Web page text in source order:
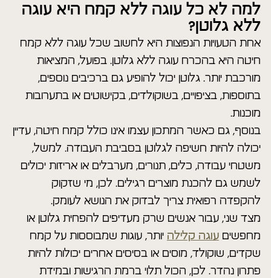
למה לא כל עוגה ללא קמח היא עוגה
ללא גלוטן?
אחת הטעויות הנפוצות היא לחשוב שכל עוגה ללא קמח
חיטה היא בהכרח עוגה ללא גלוטן. בפועל, המציאות
מורכבת יותר. גלוטן יכול להופיע גם ברכיבים נוספים,
בתוספות, בציפויים, בשוקולדים, בקישוטים או בתערובות
מוכנות.
בנוסף, גם כאשר המתכון עצמו אינו כולל קמח חיטה, עדיין
יכולה להיות חשיפה לגלוטן בסביבת העבודה. למשל,
משטחי עבודה, כלים, תנורים, מערבלים או אריזות יכולים
לשמש גם להכנת מוצרים רגילים. לכן, מי שזקוק
להקפדה רפואית צריך לבדוק את הנושא לעומק.
מצד שני, עבור אנשים שרק מעדיפים להפחית גלוטן או
מחפשיםעוגה קלילה יותר, עוגות שמבוססות על קמח
שקדים, שוקולד, מוסים או בסיסים אחרים יכולות להיות
פתרון נהדר. לכן, הכול תלוי ברמת הרגישות ובמידת